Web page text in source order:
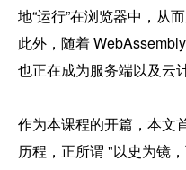
地“运行”在浏览器中，从
此外，随着
也正在成为服务端以及云
作为本课程的开篇，本文
历程，正所谓 "以史为镜